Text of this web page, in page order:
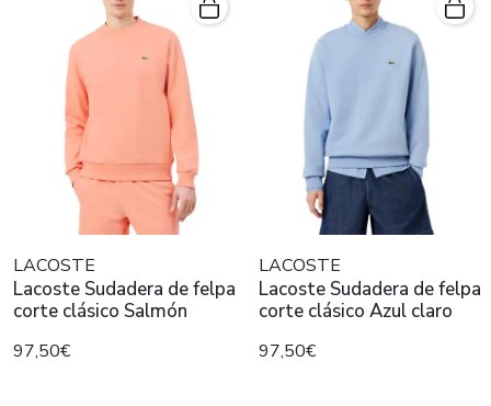
LACOSTE
Lacoste Sudadera de felpa
corte clásico Salmón
97,50€
LACOSTE
Lacoste Sudadera de felpa
corte clásico Azul claro
97,50€